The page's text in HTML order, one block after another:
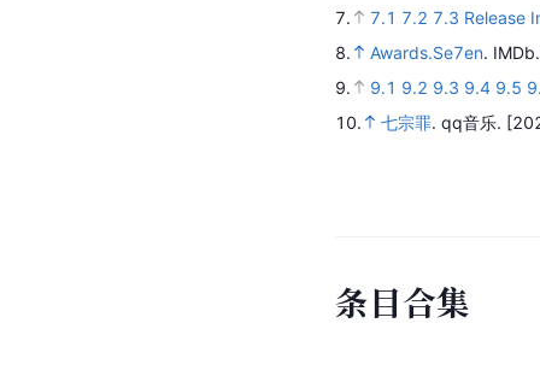
7.
7.1 7.2 7.3 Release
8.
Awards.Se7en.
9.
9.1 9.2 9.3 9.4 9.5
10.
七宗罪. qq音乐.
条目合集